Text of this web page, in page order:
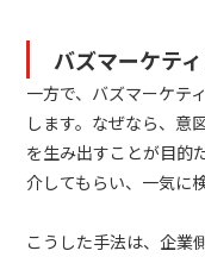
バズマーケテ
一方で、バズマーケテ
します。なぜなら、意
を生み出すことが目的
介してもらい、一気に
こうした手法は、企業